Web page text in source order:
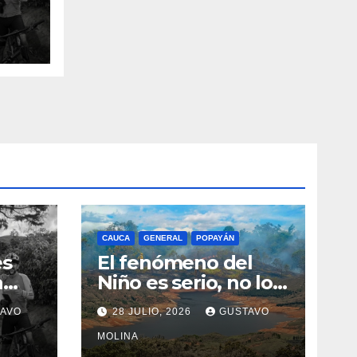
el
el
CAUCA GENERAL POPAYÁN
El fenómeno del
Niño es serio, no lo
tome a juego
28 JULIO, 2026 GUSTAVO
MOLINA